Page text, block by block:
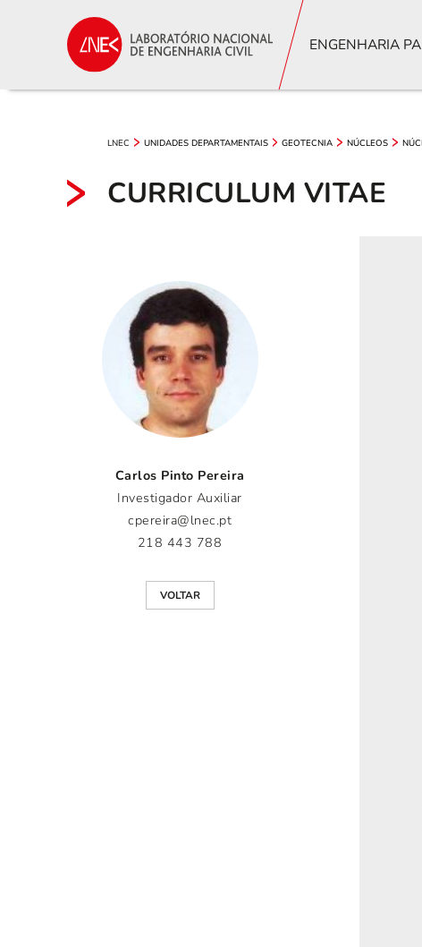
ENGENHARIA
LNEC UNIDADES DEPARTAMENTAIS GEOTECNIA NÚCLEOS
CURRICULUM VITAE
Carlos Pinto Pereira
Investigador Auxiliar
cpereira@lnec.pt
218 443 788
VOLTAR